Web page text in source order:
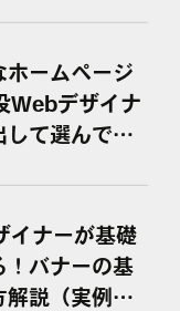
ホームページ
Webデザイナ
して選んでみ
イナーが基礎
！バナーの基
解説（実例＆